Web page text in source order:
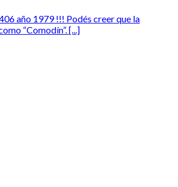
año 1979 !!! Podés creer que la
“Comodín”. [...]